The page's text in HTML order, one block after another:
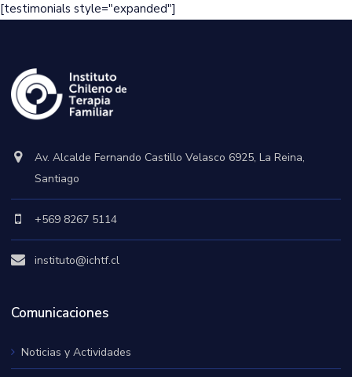
[testimonials style="expanded"]
Av. Alcalde Fernando Castillo Velasco 6925, La Reina,
Santiago
+569 8267 5114
instituto@ichtf.cl
Comunicaciones
Noticias y Actividades